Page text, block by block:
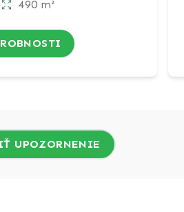
490 m²
UPOZORNENIE